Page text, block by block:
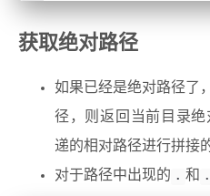
获取绝对路径
如果已经是绝对路径了
径，则返回当前目录
递的相对路径进行拼接
对于路径中出现的 . 和